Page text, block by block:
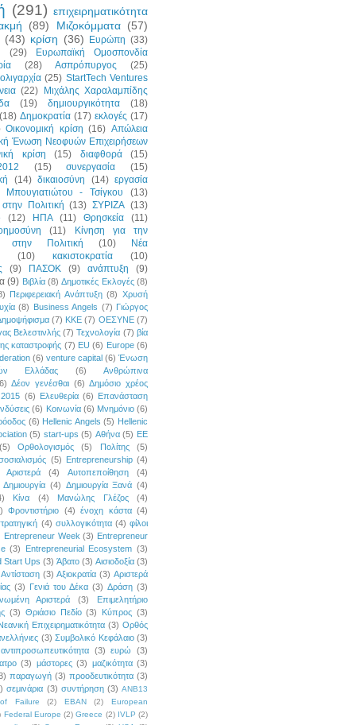
(291) επιχειρηματικότητα
(89) Μιζοκόμματα (57)
(43) κρίση (36) Ευρώπη (33)
(29)
Ευρωπαϊκή Ομοσπονδία
(28) Ασπρόπυργος
(25)
(25) StartTech Ventures
(22) Μιχάλης Χαραλαμπίδης
(19) δημιουργικότητα
(18)
(18) Δημοκρατία (17) εκλογές (17)
Οικονομική κρίση (16) Απώλεια
Ένωση Νεοφυών Επιχειρήσεων
κρίση (15) διαφθορά
(15)
(15) συνεργασία
(15)
(14) δικαιοσύνη (14) εργασία
Μπουγιατιώτου - Τσίγκου
(13)
Πολιτική (13) ΣΥΡΙΖΑ (13)
(12) ΗΠΑ (11) Θρησκεία
(11)
(11)
Κίνηση για την
στην Πολιτική
(10)
Νέα
(10) κακιστοκρατία
(10)
(9) ΠΑΣΟΚ (9) ανάπτυξη
(9)
(9) Βιβλία (8) Δημοτικές Εκλογές (8)
Περιφερειακή Ανάπτυξη (8) Χρυσή
(8) Business Angels (7) Γιώργος
(7) ΚΚΕ (7) ΟΕΣΥΝΕ (7)
Βελεστινλής (7) Τεχνολογία (7) βία
καταστροφής (7) EU (6) Europe (6)
(6) venture capital (6) Ένωση
Ελλάδας
(6)
Ανθρώπινα
Δέον γενέσθαι (6) Δημόσιο χρέος
(6) Ελευθερία (6) Επανάσταση
(6) Κοινωνία (6) Μνημόνιο (6)
(6) Hellenic Angels (5) Hellenic
(5) start-ups (5) Αθήνα (5) ΕΕ
(5) Ορθολογισμός (5) Πολίτης
(5)
(5) Entrepreneurship (4)
Αριστερά (4) Αυτοπεποίθηση
(4)
Δημιουργία (4) Δημιουργία Ξανά (4)
Κίνα (4) Μανώλης Γλέζος
(4)
Φροντιστήριο (4) ένοχη κάστα (4)
(4) συλλογικότητα (4) φίλοι
Entrepreneur Week (3) Entrepreneur
(3) Entrepreneurial Ecosystem (3)
Start Ups (3) Άβατο (3) Αισιοδοξία (3)
Αντίσταση (3) Αξιοκρατία (3) Αριστερά
(3) Γενιά του Δέκα (3) Δράση (3)
Αριστερά (3)
Επιμελητήριο
(3) Θριάσιο Πεδίο (3) Κύπρος (3)
Επιχειρηματικότητα (3) Ορθός
(3) Συμβολικό Κεφάλαιο (3)
αντιπροσωπευτικότητα (3) ευρώ
(3)
(3) μάστορες (3) μαζικότητα (3)
παραγωγή (3) προοδευτικότητα (3)
σεμινάρια (3) συντήρηση (3) ANB13
Failure (2) EBAN (2)
European
Federal Europe (2) Greece (2) IVLP (2)